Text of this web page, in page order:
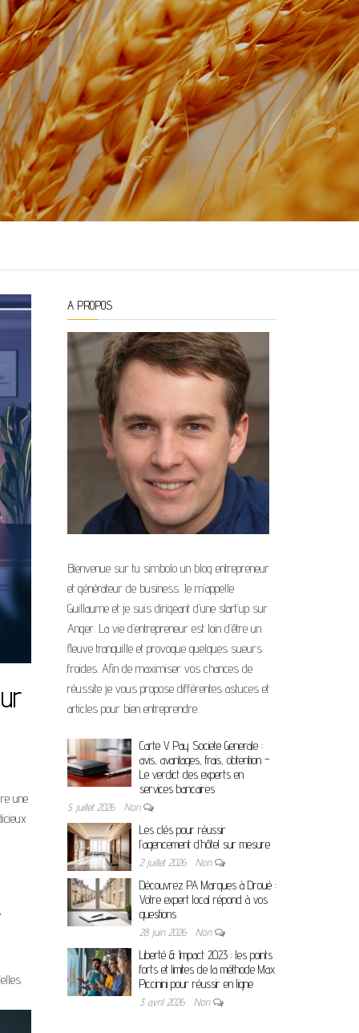
une
A PROPOS
Bienvenue sur tu simbolo un blog entrepreneur
et générateur de business. Je m’appelle
Guillaume et je suis dirigeant d’une start’up sur
Anger. La vie d’entrepreneur est loin d’être un
fleuve tranquille et provoque quelques sueurs
froides. Afin de maximiser vos chances de
réussite je vous propose différentes astuces et
articles pour bien entreprendre.
Carte V Pay Societe Generale :
avis, avantages, frais, obtention –
Le verdict des experts en
services bancaires
5 juillet 2026 Non
Les clés pour réussir
l’agencement d’hôtel sur mesure
2 juillet 2026 Non
Découvrez PA Marques à Droué :
Votre expert local répond à vos
questions
28 juin 2026 Non
Liberté & Impact 2023 : les points
forts et limites de la méthode Max
Piccinini pour réussir en ligne
3 avril 2026 Non